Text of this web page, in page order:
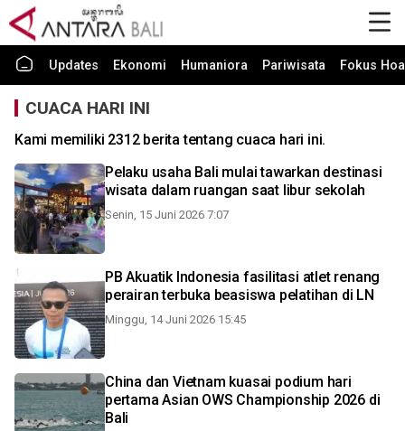
Updates Ekonomi Humaniora Pariwisata Fokus
CUACA HARI INI
Kami memiliki 2312 berita tentang cuaca hari ini.
Pelaku usaha Bali mulai tawarkan destinasi
wisata dalam ruangan saat libur sekolah
Senin, 15 Juni 2026 7:07
PB Akuatik Indonesia fasilitasi atlet renang
perairan terbuka beasiswa pelatihan di LN
Minggu, 14 Juni 2026 15:45
China dan Vietnam kuasai podium hari
pertama Asian OWS Championship 2026 di
Bali